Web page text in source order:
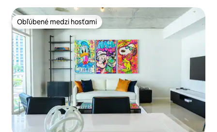
Obľúbené medzi hosťami
Obľúbené medzi hosťami